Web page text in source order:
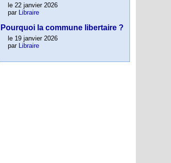
le 22 janvier 2026
par Libraire
Pourquoi la commune libertaire ?
le 19 janvier 2026
par Libraire